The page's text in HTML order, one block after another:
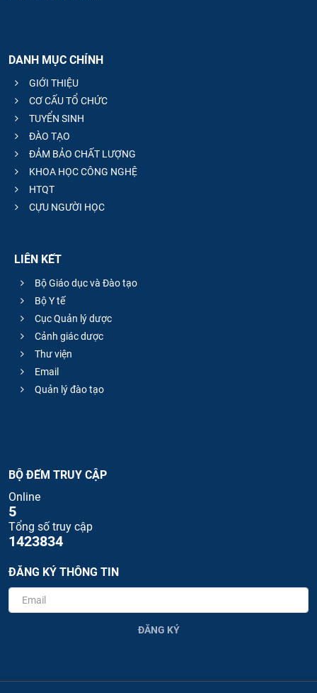
DANH MỤC CHÍNH
GIỚI THIỆU
CƠ CẤU TỔ CHỨC
TUYỂN SINH
ĐÀO TẠO
ĐẢM BẢO CHẤT LƯỢNG
KHOA HỌC CÔNG NGHỆ
HTQT
CỰU NGƯỜI HỌC
LIÊN KẾT
Bộ Giáo dục và Đào tạo
Bộ Y tế
Cục Quản lý dược
Cảnh giác dược
Thư viện
Email
Quản lý đào tạo
BỘ ĐẾM TRUY CẬP
Online
5
Tổng số truy cập
1423834
ĐĂNG KÝ THÔNG TIN
ĐĂNG KÝ